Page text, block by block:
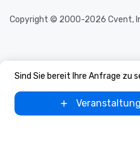
Sind Sie bereit Ihre Anfrage zu
Copyright © 2000-2026 Cvent,